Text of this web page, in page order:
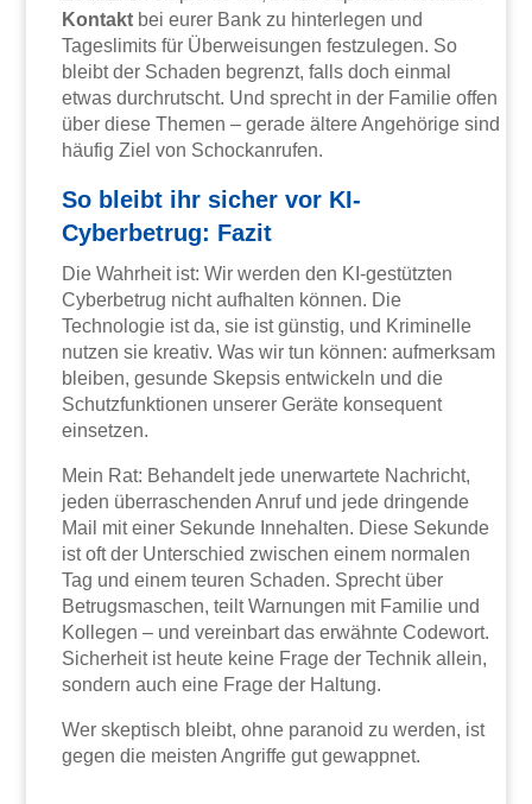
Kontakt bei eurer Bank zu hinterlegen und
Tageslimits für Überweisungen festzulegen. So
bleibt der Schaden begrenzt, falls doch einmal
etwas durchrutscht. Und sprecht in der Familie offen
über diese Themen – gerade ältere Angehörige sind
häufig Ziel von Schockanrufen.
So bleibt ihr sicher vor KI-
Cyberbetrug: Fazit
Die Wahrheit ist: Wir werden den KI-gestützten
Cyberbetrug nicht aufhalten können. Die
Technologie ist da, sie ist günstig, und Kriminelle
nutzen sie kreativ. Was wir tun können: aufmerksam
bleiben, gesunde Skepsis entwickeln und die
Schutzfunktionen unserer Geräte konsequent
einsetzen.
Mein Rat: Behandelt jede unerwartete Nachricht,
jeden überraschenden Anruf und jede dringende
Mail mit einer Sekunde Innehalten. Diese Sekunde
ist oft der Unterschied zwischen einem normalen
Tag und einem teuren Schaden. Sprecht über
Betrugsmaschen, teilt Warnungen mit Familie und
Kollegen – und vereinbart das erwähnte Codewort.
Sicherheit ist heute keine Frage der Technik allein,
sondern auch eine Frage der Haltung.
Wer skeptisch bleibt, ohne paranoid zu werden, ist
gegen die meisten Angriffe gut gewappnet.